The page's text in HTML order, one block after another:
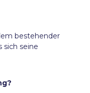
bestehender
sich seine